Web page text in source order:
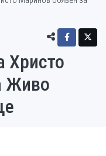
Христо
Живо